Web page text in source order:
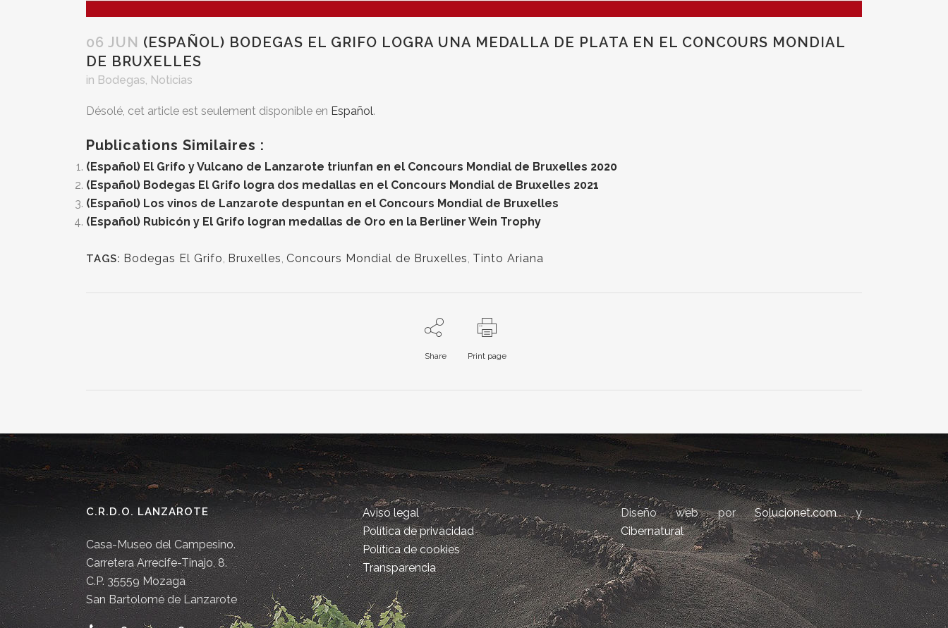
06 JUN (ESPAÑOL) BODEGAS EL GRIFO LOGRA UNA MEDALLA DE PLATA EN EL CONCOURS MONDIAL
DE BRUXELLES
in Bodegas Noticias
Désolé, cet article est seulement disponible en Español.
Publications Similaires :
(Español) El Grifo y Vulcano de Lanzarote triunfan en el Concours Mondial de Bruxelles 2020
(Español) Bodegas El Grifo logra dos medallas en el Concours Mondial de Bruxelles 2021
(Español) Los vinos de Lanzarote despuntan en el Concours Mondial de Bruxelles
(Español) Rubicón y El Grifo logran medallas de Oro en la Berliner Wein Trophy
TAGS: Bodegas El Grifo Bruxelles Concours Mondial de Bruxelles Tinto Ariana
Share Print page
C.R.D.O. LANZAROTE
Casa-Museo del Campesino.
Carretera Arrecife-Tinajo, 8.
C.P. 35559 Mozaga
San Bartolomé de Lanzarote
Aviso legal
Política de privacidad
Política de cookies
Transparencia
Diseño web porSolucionet.comy
Cibernatural